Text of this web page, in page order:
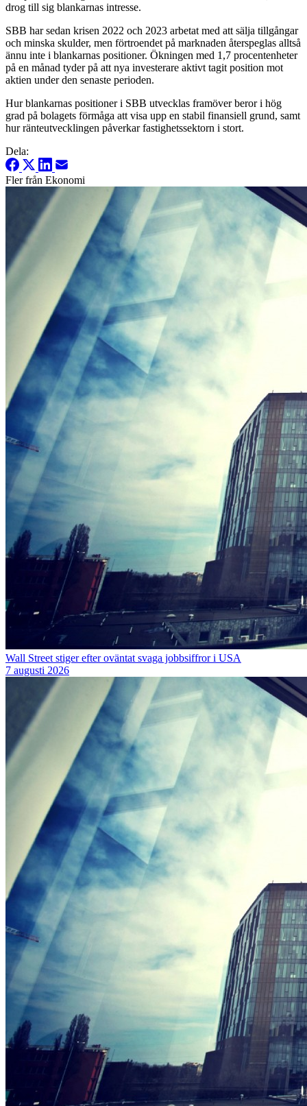
drog till sig blankarnas intresse.
SBB har sedan krisen 2022 och 2023 arbetat med att sälja tillgångar
och minska skulder, men förtroendet på marknaden återspeglas alltså
ännu inte i blankarnas positioner. Ökningen med 1,7 procentenheter
på en månad tyder på att nya investerare aktivt tagit position mot
aktien under den senaste perioden.
Hur blankarnas positioner i SBB utvecklas framöver beror i hög
grad på bolagets förmåga att visa upp en stabil finansiell grund, samt
hur ränteutvecklingen påverkar fastighetssektorn i stort.
Dela:
Fler från Ekonomi
Wall Street stiger efter oväntat svaga jobbsiffror i USA
7 augusti 2026